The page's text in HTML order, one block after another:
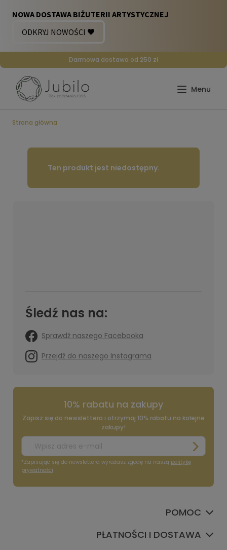
Darmowa dostawa od 250 zł
Strona główna
Ten produkt jest niedostępny.
Śledź nas na:
Sprawdź naszego Facebooka
Przejdź do naszego Instagrama
10% rabatu na zakupy
Zapisz się do newslettera i otrzymaj 10% rabatu na kolejne
zakupy!
*Zapisując się do newslettera wyrażasz zgodę na naszą politykę
prywatności
POMOC
PŁATNOŚCI I DOSTAWA